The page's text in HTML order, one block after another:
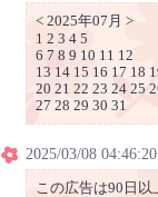
< 2025年07月 >
1 2 3 4 5
6 7 8 9 10 11 12
13 14 15 16 17 18
20 21 22 23 24 25
27 28 29 30 31
2025/03/08 04:46:20
この広告は90日